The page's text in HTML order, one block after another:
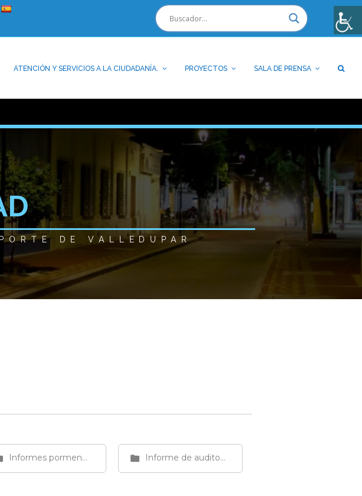
ATENCIÓN Y SERVICIOS A LA CIUDADANÍA. PROYECTOS SALA DE PRENSA
DE VALLEDUPAR
Informes pormenorizados control interno ley 1474 de 2011 Informe de auditoría de gestión